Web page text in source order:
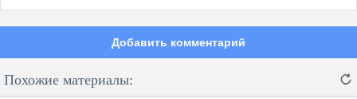
Добавить комментарий
Похожие материалы: